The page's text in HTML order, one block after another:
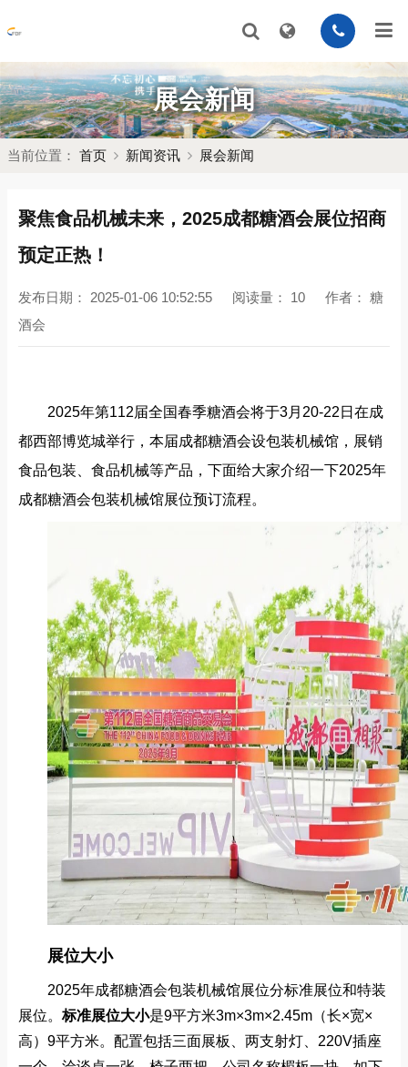
展会新闻
当前位置： 首页 新闻资讯 展会新闻
聚焦食品机械未来，2025成都糖酒会展位招商
预定正热！
发布日期： 2025-01-06 10:52:55 阅读量： 10 作者： 糖
酒会
2025年第112届全国春季糖酒会将于3月20-22日在成
都西部博览城举行，本届成都糖酒会设包装机械馆，展销
食品包装、食品机械等产品，下面给大家介绍一下2025年
成都糖酒会包装机械馆展位预订流程。
展位大小
2025年成都糖酒会包装机械馆展位分标准展位和特装
展位。 标准展位大小是9平方米3m×3m×2.45m（长×宽×
高）9平方米。配置包括三面展板、两支射灯、220V插座